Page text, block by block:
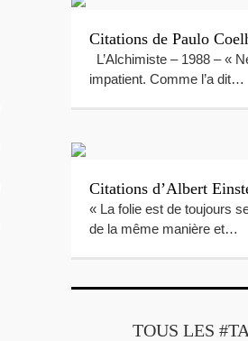
PHOTO
PORTFOLIOS
Citations de Paulo
L’Alchimiste – 1988 – «
impatient. Comme l’a dit…
Citations d’Albert
« La folie est de toujours
de la même manière et…
TOUS LES